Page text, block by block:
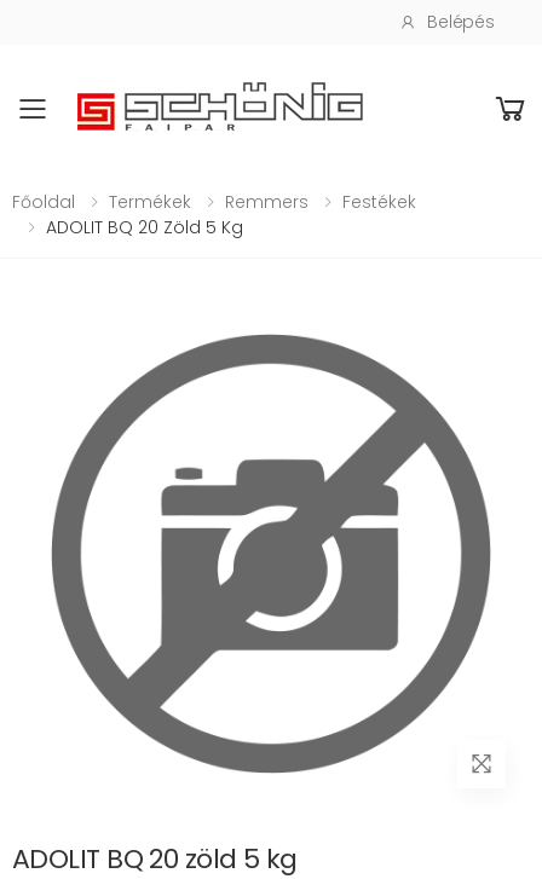
Belépés
Toggle mobile menu
Főoldal Termékek Remmers
Festékek
ADOLIT BQ 20 Zöld 5 Kg
ADOLIT BQ 20 zöld 5 kg